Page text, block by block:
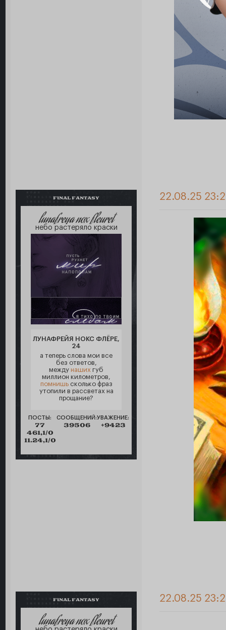
FINAL FANTASY
lunafreya nox fleuret
небо растеряло краски
ЛУНАФРЕЙЯ НОКС ФЛЁРЕ,
24
а теперь слова мои все
без ответов,
между наших губ
миллион километров,
помнишьсколько фраз
утопили в рассветах на
прощание?
ПОСТЫ:
77
461,1/0
11.24,1/0
СООБЩЕНИЙ:
39506
УВАЖЕНИЕ:
+9423
22.08.25
FINAL FANTASY
lunafreya nox fleuret
22.08.25